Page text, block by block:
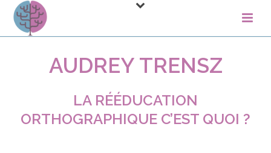
AUDREY TRENSZ
LA RÉÉDUCATION
ORTHOGRAPHIQUE C’EST QUOI ?